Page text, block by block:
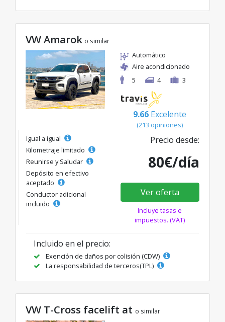
VW Amarok o similar
Automático
Aire acondicionado
5
4 3
9.66 Excelente
(213 opiniones)
Igual a igual
Kilometraje limitado
Reunirse y Saludar
Depósito en efectivo
aceptado
Conductor adicional
incluido
Precio desde:
80€/día
Ver oferta
Incluye tasas e
impuestos. (VAT)
Incluido en el precio:
Exención de daños por colisión (CDW)
La responsabilidad de terceros(TPL)
VW T-Cross facelift at o similar